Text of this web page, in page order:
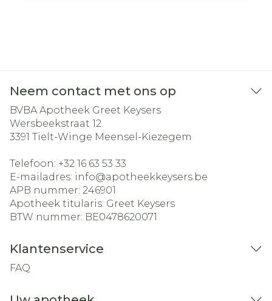
Neem contact met ons op
BVBA Apotheek Greet Keysers
Wersbeekstraat 12
3391 Tielt-Winge Meensel-Kiezegem
Telefoon: +32 16 63 53 33
E-mailadres: info@apotheekkeysers.be
APB nummer: 246901
Apotheek titularis: Greet Keysers
BTW nummer: BE0478620071
Klantenservice
FAQ